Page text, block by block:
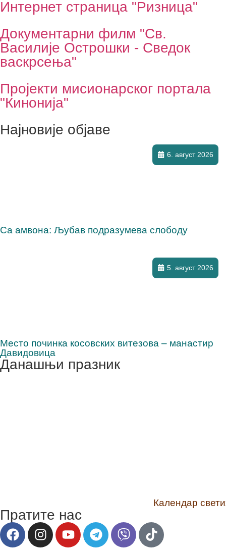
Интернет страница "Ризница"
Документарни филм "Св.
Василије Острошки - Сведок
васкрсења"
Пројекти мисионарског портала
"Кинонија"
Најновије објаве
Са амвона: Љубав подразумева слободу
6. август 2026
Место починка косовских витезова – манастир
Давидовица
5. август 2026
Данашњи празник
Календар
Пратите нас